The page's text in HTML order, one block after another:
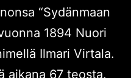
“Sydänmaan
1894 Nuori
Ilmari Virtala.
aikana 67 teosta.